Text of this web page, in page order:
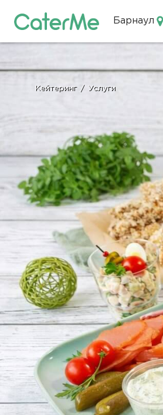
Барнаул
Строка
Кейтеринг / Услуги